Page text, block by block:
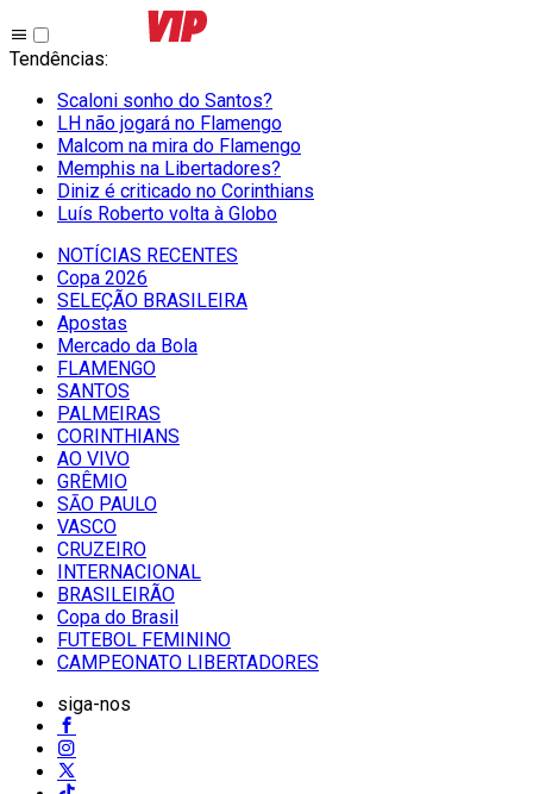
Tendências:
Scaloni sonho do Santos?
LH não jogará no Flamengo
Malcom na mira do Flamengo
Memphis na Libertadores?
Diniz é criticado no Corinthians
Luís Roberto volta à Globo
NOTÍCIAS RECENTES
Copa 2026
SELEÇÃO BRASILEIRA
Apostas
Mercado da Bola
FLAMENGO
SANTOS
PALMEIRAS
CORINTHIANS
AO VIVO
GRÊMIO
SĀO PAULO
VASCO
CRUZEIRO
INTERNACIONAL
BRASILEIRÃO
Copa do Brasil
FUTEBOL FEMININO
CAMPEONATO LIBERTADORES
siga-nos